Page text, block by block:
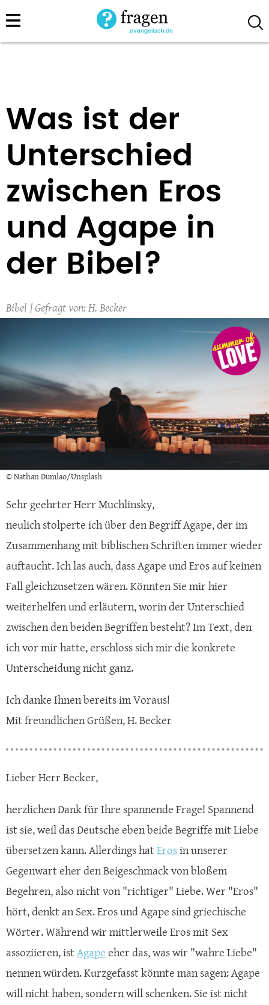
Direkt
zum
Was ist der
Unterschied
zwischen Eros
und Agape in
der Bibel?
Bibel H. Becker
© Nathan Dumlao/Unsplash
Sehr geehrter Herr Muchlinsky,
neulich stolperte ich über den Begriff Agape, der im
Zusammenhang mit biblischen Schriften immer wieder
auftaucht. Ich las auch, dass Agape und Eros auf keinen
Fall gleichzusetzen wären. Könnten Sie mir hier
weiterhelfen und erläutern, worin der Unterschied
zwischen den beiden Begriffen besteht? Im Text, den
ich vor mir hatte, erschloss sich mir die konkrete
Unterscheidung nicht ganz.
Ich danke Ihnen bereits im Voraus!
Mit freundlichen Grüßen, H. Becker
Lieber Herr Becker,
herzlichen Dank für Ihre spannende Frage! Spannend
ist sie, weil das Deutsche eben beide Begriffe mit Liebe
übersetzen kann. Allerdings hatErosin unserer
Gegenwart eher den Beigeschmack von bloßem
Begehren, also nicht von "richtiger" Liebe. Wer "Eros"
hört, denkt an Sex. Eros und Agape sind griechische
Wörter. Während wir mittlerweile Eros mit Sex
assoziieren, istAgapeeher das, was wir "wahre Liebe"
nennen würden. Kurzgefasst könnte man sagen: Agape
will nicht haben, sondern will schenken. Sie ist nicht